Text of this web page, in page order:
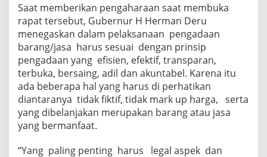
Saat memberikan pengaharaan saat membuka
rapat tersebut, Gubernur H Herman Deru
menegaskan dalam pelaksanaan pengadaan
barang/jasa harus sesuai dengan prinsip
pengadaan yang efisien, efektif, transparan,
terbuka, bersaing, adil dan akuntabel. Karena itu
ada beberapa hal yang harus di perhatikan
diantaranya tidak fiktif, tidak mark up harga, serta
yang dibelanjakan merupakan barang atau jasa
yang bermanfaat.
“Yang paling penting harus legal aspek dan